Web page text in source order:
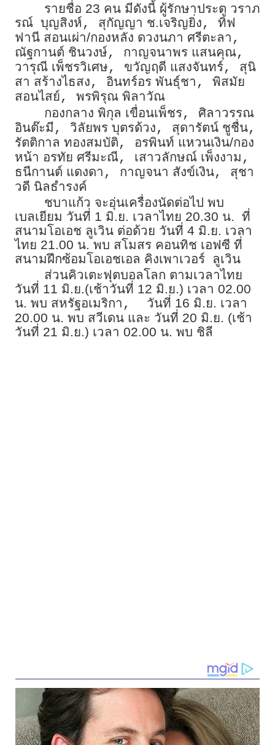
รายชื่อ 23 คน มีดังนี้ ผู้รักษาประตู วราภ
รณ์ บุญสิงห์ , สุกัญญา ช.เจริญยิ่ง, ทิฟ
ฟานี สอนเผ่า/กองหลัง ดวงนภา ศรีตะลา ,
ณัฐกานต์ ชินวงษ์, กาญจนาพร แสนคุณ,
วารุณี เพ็ชรวิเศษ, ขวัญฤดี แสงจันทร์, สุนิ
สา สร้างไธสง, อินทร์อร พันธุ์ชา , พิสมัย
สอนไสย์, พรพิรุณ พิลาวัณ
กองกลาง พิกุล เขื่อนเพ็ชร, ศิลาวรรณ
อินต๊ะมี , วิลัยพร บุตรด้วง, สุดารัตน์ ชูชื่น,
รัตติกาล ทองสมบัติ, อรพินท์ แหวนเงิน/กอง
หน้า อรทัย ศรีมะณี, เสาวลักษณ์ เพ็งงาม ,
ธนีกานต์ แดงดา , กาญจนา สังข์เงิน, สุชา
วดี นิลธำรงค์
ชบาแก้ว จะอุ่นเครื่องนัดต่อไป พบ
เบลเยียม วันที่ 1 มิ.ย. เวลาไทย 20.30 น. ที่
สนามโอเอช ลูเวิน ต่อด้วย วันที่ 4 มิ.ย. เวลา
ไทย 21.00 น. พบ สโมสร คอนทิช เอฟซี ที่
สนามฝึกซ้อมโอเอชเอล คิงเพาเวอร์ ลูเวิน
ส่วนคิวเตะฟุตบอลโลก ตามเวลาไทย
วันที่ 11 มิ.ย.(เช้าวันที่ 12 มิ.ย.) เวลา 02.00
น. พบ สหรัฐอเมริกา , วันที่ 16 มิ.ย. เวลา
20.00 น. พบ สวีเดน และ วันที่ 20 มิ.ย. (เช้า
วันที่ 21 มิ.ย.) เวลา 02.00 น. พบ ชิลี